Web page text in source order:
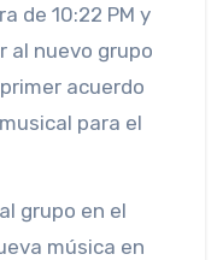
de 10:22 PM y
al nuevo grupo
acuerdo
para el
grupo en el
música en